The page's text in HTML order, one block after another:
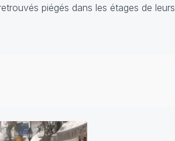
piégés dans les étages de leurs